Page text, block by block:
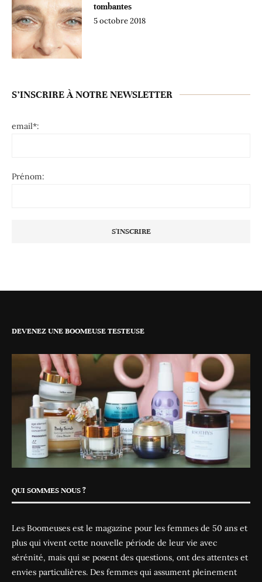
tombantes
5 octobre 2018
S’INSCRIRE À NOTRE NEWSLETTER
email*:
Prénom:
DEVENEZ UNE BOOMEUSE TESTEUSE
QUI SOMMES NOUS ?
Les Boomeuses est le magazine pour les femmes de 50 ans et
plus qui vivent cette nouvelle période de leur vie avec
sérénité, mais qui se posent des questions, ont des attentes et
envies particulières. Des femmes qui assument pleinement